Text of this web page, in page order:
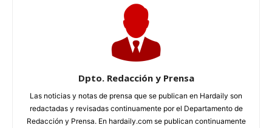
Dpto. Redacción y Prensa
Las noticias y notas de prensa que se publican en Hardaily son
redactadas y revisadas continuamente por el Departamento de
Redacción y Prensa. En hardaily.com se publican continuamente